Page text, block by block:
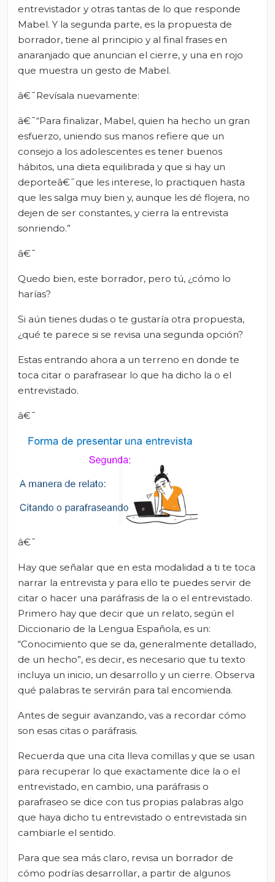
entrevistador y otras tantas de lo que responde
Mabel. Y la segunda parte, es la propuesta de
borrador, tiene al principio y al final frases en
anaranjado que anuncian el cierre, y una en rojo
que muestra un gesto de Mabel.
â€¯Revísala nuevamente:
â€¯“Para finalizar, Mabel, quien ha hecho un gran
esfuerzo, uniendo sus manos refiere que un
consejo a los adolescentes es tener buenos
hábitos, una dieta equilibrada y que si hay un
deporteâ€¯que les interese, lo practiquen hasta
que les salga muy bien y, aunque les dé flojera, no
dejen de ser constantes, y cierra la entrevista
sonriendo.”
â€¯
Quedo bien, este borrador, pero tú, ¿cómo lo
harías?
Si aún tienes dudas o te gustaría otra propuesta,
¿qué te parece si se revisa una segunda opción?
Estas entrando ahora a un terreno en donde te
toca citar o parafrasear lo que ha dicho la o el
entrevistado.
â€¯
â€¯
Hay que señalar que en esta modalidad a ti te toca
narrar la entrevista y para ello te puedes servir de
citar o hacer una paráfrasis de la o el entrevistado.
Primero hay que decir que un relato, según el
Diccionario de la Lengua Española, es un:
“Conocimiento que se da, generalmente detallado,
de un hecho”, es decir, es necesario que tu texto
incluya un inicio, un desarrollo y un cierre. Observa
qué palabras te servirán para tal encomienda.
Antes de seguir avanzando, vas a recordar cómo
son esas citas o paráfrasis.
Recuerda que una cita lleva comillas y que se usan
para recuperar lo que exactamente dice la o el
entrevistado, en cambio, una paráfrasis o
parafraseo se dice con tus propias palabras algo
que haya dicho tu entrevistado o entrevistada sin
cambiarle el sentido.
Para que sea más claro, revisa un borrador de
cómo podrías desarrollar, a partir de algunos